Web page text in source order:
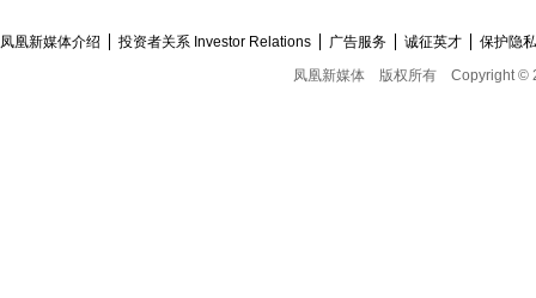
凤凰新媒体介绍 投资者关系 Investor Relations 广告服务 诚征英才
保护隐
凤凰新媒体
版权所有 Copyright ©